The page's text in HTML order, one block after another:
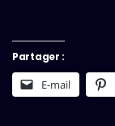
Partager :
E-mail